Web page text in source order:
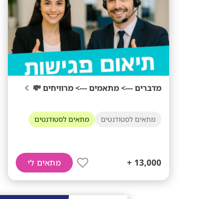
מדברים ---> מתאמים ---> מרוויחים 💸
מתאים לסטודנטים מתאים לסטודנטים
13,000 + מתאים לי